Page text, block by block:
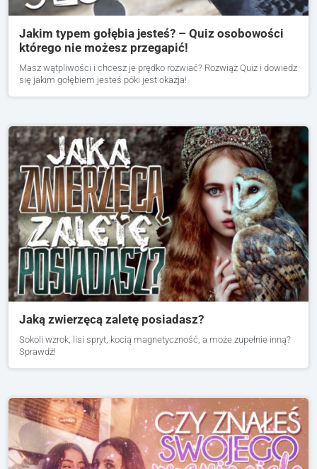
Jakim typem gołębia jesteś? – Quiz osobowości
którego nie możesz przegapić!
Masz wątpliwości i chcesz je prędko rozwiać? Rozwiąż Quiz i dowiedz
się jakim gołębiem jesteś póki jest okazja!
Jaką zwierzęcą zaletę posiadasz?
Sokoli wzrok, lisi spryt, kocią magnetyczność, a może zupełnie inną?
Sprawdź!